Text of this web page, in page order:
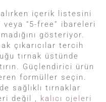
alırken içerik listesini
“5-free” ibareleri
gösteriyor.
çıkarıcılar tercih
tırnak üstünde
Güçlendirici ürün
formüller seçin.
sağlıklı tırnaklar
değil ,
kalıcı ojeleri